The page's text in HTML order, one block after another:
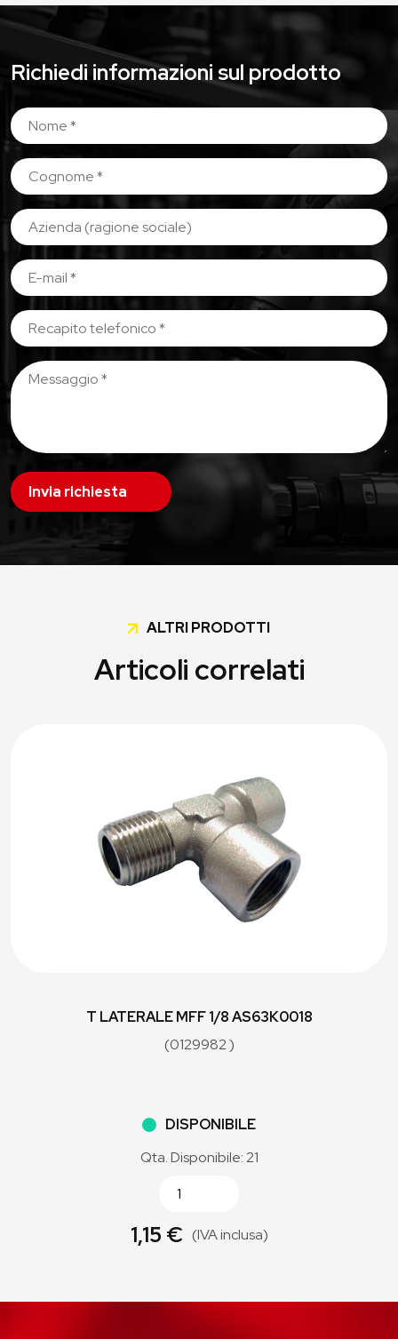
Richiedi informazioni sul prodotto
Invia richiesta
ALTRI PRODOTTI
Articoli correlati
T LATERALE MFF 1/8 AS63K0018
(0129982 )
DISPONIBILE
Qta. Disponibile: 21
1,15 € (IVA inclusa)